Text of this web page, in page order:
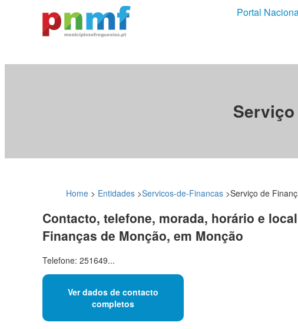
Portal
Home > Entidades >Servicos-de-Financas >Serviço de
Contacto, telefone, morada, horário e
Finanças de Monção, em Monção
Telefone: 251649...
Ver dados de contacto
completos